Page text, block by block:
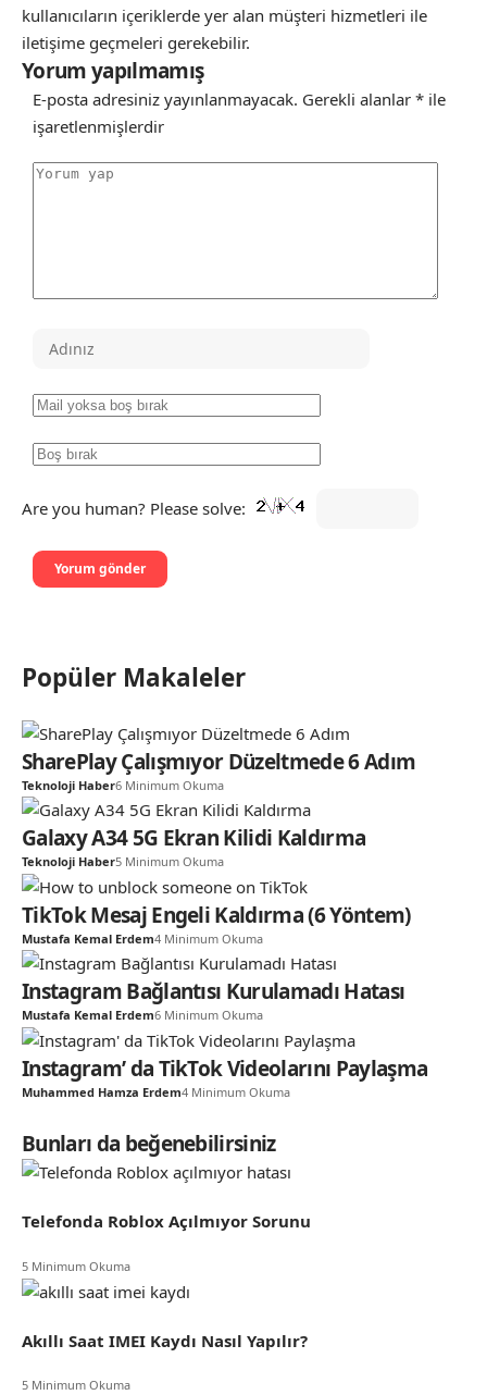
kullanıcıların içeriklerde yer alan müşteri hizmetleri ile
iletişime geçmeleri gerekebilir.
Yorum yapılmamış
E-posta adresiniz yayınlanmayacak. Gerekli alanlar * ile
işaretlenmişlerdir
Are you human? Please solve:
Popüler Makaleler
SharePlay Çalışmıyor Düzeltmede 6 Adım
Teknoloji Haber6 Minimum Okuma
Galaxy A34 5G Ekran Kilidi Kaldırma
Teknoloji Haber5 Minimum Okuma
TikTok Mesaj Engeli Kaldırma (6 Yöntem)
Mustafa Kemal Erdem4 Minimum Okuma
Instagram Bağlantısı Kurulamadı Hatası
Mustafa Kemal Erdem6 Minimum Okuma
Instagram’ da TikTok Videolarını Paylaşma
Muhammed Hamza Erdem4 Minimum Okuma
Bunları da beğenebilirsiniz
Telefonda Roblox Açılmıyor Sorunu
5 Minimum Okuma
Akıllı Saat IMEI Kaydı Nasıl Yapılır?
5 Minimum Okuma